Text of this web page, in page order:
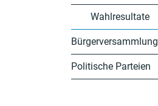
Wahlresultate
Bürgerversammlung
Politische Parteien